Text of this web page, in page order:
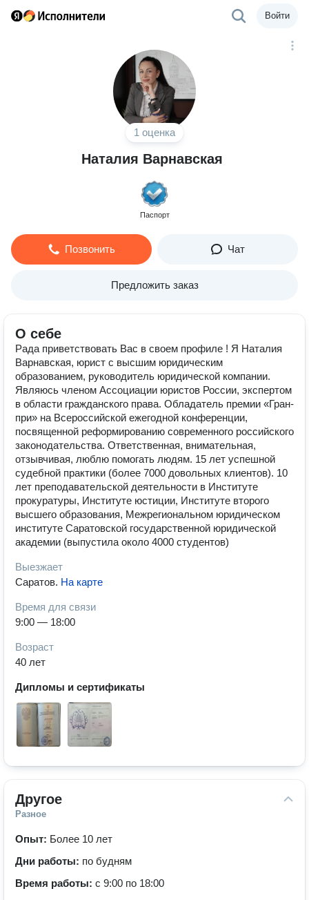
Войти
1 оценка
Наталия Варнавская
Паспорт
Позвонить Чат
Предложить заказ
О себе
Рада приветствовать Вас в своем профиле ! Я Наталия
Варнавская, юрист с высшим юридическим
образованием, руководитель юридической компании.
Являюсь членом Ассоциации юристов России, экспертом
в области гражданского права. Обладатель премии «Гран-
при» на Всероссийской ежегодной конференции,
посвященной реформированию современного российского
законодательства. Ответственная, внимательная,
отзывчивая, люблю помогать людям. 15 лет успешной
судебной практики (более 7000 довольных клиентов). 10
лет преподавательской деятельности в Институте
прокуратуры, Институте юстиции, Институте второго
высшего образования, Межрегиональном юридическом
институте Саратовской государственной юридической
академии (выпустила около 4000 студентов)
Выезжает
Саратов. На карте
Время для связи
9:00 — 18:00
Возраст
40 лет
Дипломы и сертификаты
Другое
Разное
Опыт: Более 10 лет
Дни работы: по будням
Время работы: с 9:00 по 18:00